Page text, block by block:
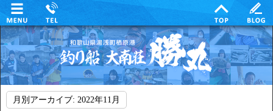
月別アーカイブ: 2022年11月